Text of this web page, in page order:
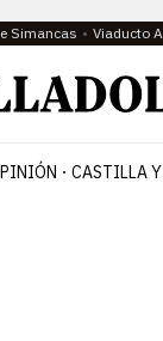
Simancas Viaducto
CASTILLA Y